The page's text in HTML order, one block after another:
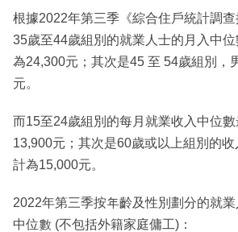
根據2022年第三季《綜合住戶統計調查
35歲至44歲組別的就業人士的月入中
為24,300元；其次是45 至 54歲組別，
元。
而15至24歲組別的每月就業收入中位
13,900元；其次是60歲或以上組別的
計為15,000元。
2022年第三季按年齡及性別劃分的就
中位數 (不包括外籍家庭傭工)：